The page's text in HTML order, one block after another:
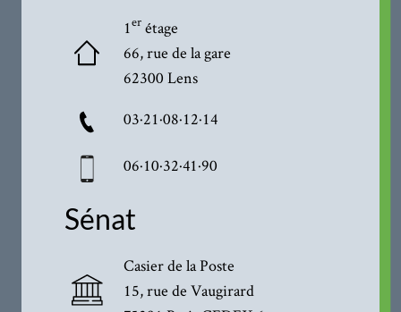
1erétage
66, rue de la gare
62300 Lens
03·21·08·12·14
06·10·32·41·90
Sénat
Casier de la Poste
15, rue de Vaugirard